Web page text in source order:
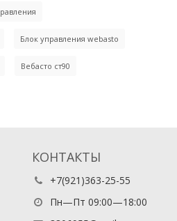
Блок управления webasto
Вебасто ст90
КОНТАКТЫ
+7(921)363-25-55
Пн—Пт 09:00—18:00